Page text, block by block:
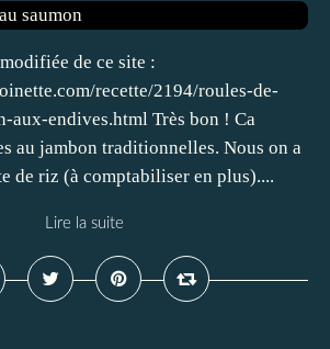
de ce site :
recette/2194/roules-de-
aux-endives.html Très bon ! Ca
au jambon traditionnelles. Nous on a
de riz (à comptabiliser en plus)....
Lire la suite